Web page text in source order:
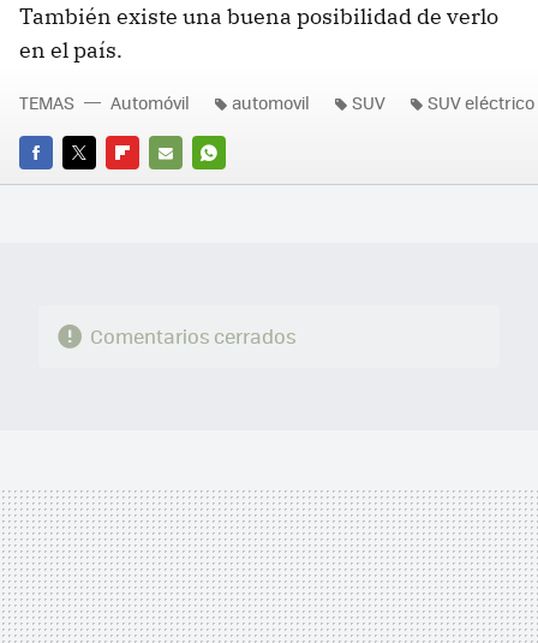
También existe una buena posibilidad de verlo
en el país.
FACEBOOK
TWITTERFLIPBOARD
E-
WHATSAPP
TEMAS Automóvil automovil SUV SUV eléctrico
Comentarios cerrados